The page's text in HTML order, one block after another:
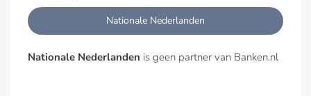
Nationale Nederlanden
Nationale Nederlanden is geen partner van Banken.nl